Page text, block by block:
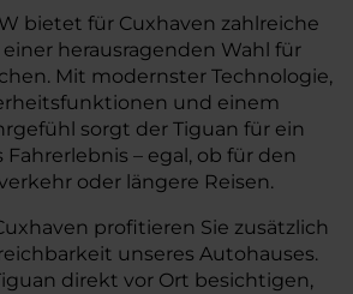
bietet für Cuxhaven zahlreiche
einer herausragenden Wahl für
Mit modernster Technologie,
und einem
sorgt der Tiguan für ein
– egal, ob für den
oder längere Reisen.
profitieren Sie zusätzlich
unseres Autohauses.
direkt vor Ort besichtigen,